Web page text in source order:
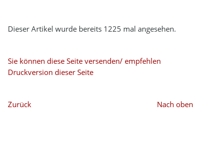
Dieser Artikel wurde bereits 1225 mal angesehen.
Sie können diese Seite versenden/ empfehlen
Druckversion dieser Seite
Zurück Nach oben